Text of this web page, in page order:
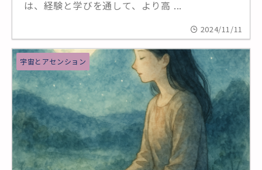
は、経験と学びを通して、より高 ...
2024/11/11
宇宙とアセンション